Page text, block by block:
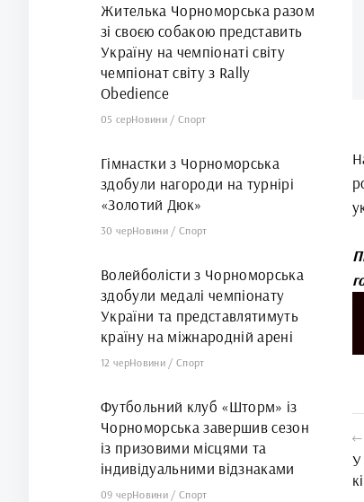
У
Жителька Чорноморська разом
зі своєю собакою представить
Україну на чемпіонаті світу
чемпіонат світу з Rally
Obedience
05 серНовини /Спорт
Гімнастки з Чорноморська
здобули нагороди на турнірі
«Золотий Дюк»
30 черНовини /Спорт
Волейболісти з Чорноморська
здобули медалі чемпіонату
України та представлятимуть
країну на міжнародній арені
12 черНовини /Спорт
Футбольний клуб «Шторм» із
Чорноморська завершив сезон
із призовими місцями та
індивідуальними відзнаками
09 черНовини /Спорт